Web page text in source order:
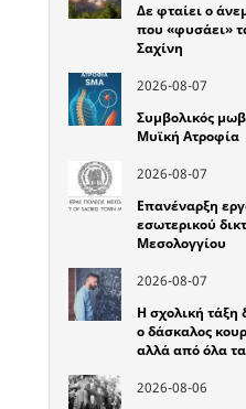
Δε φταίει ο
που «φυσάει»
Σαχίνη
2026-08-07
Συμβολικός
Μυϊκή Ατροφία
2026-08-07
Επανέναρξη
εσωτερικού
Μεσολογγίου
2026-08-07
Η σχολική τάξη
ο δάσκαλος
αλλά από όλα
2026-08-06